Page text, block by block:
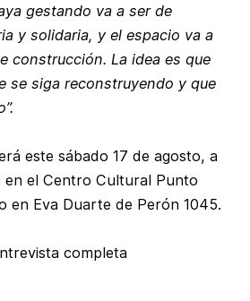
gestando va a ser de
y solidaria, y el espacio va a
construcción. La idea es que
se siga reconstruyendo y que
este sábado 17 de agosto, a
en el Centro Cultural Punto
en Eva Duarte de Perón 1045.
completa